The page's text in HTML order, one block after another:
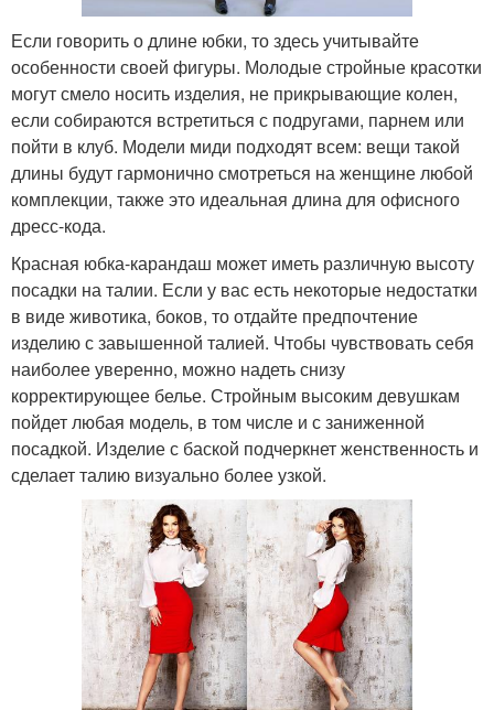
Если говорить о длине юбки, то здесь учитывайте
особенности своей фигуры. Молодые стройные красотки
могут смело носить изделия, не прикрывающие колен,
если собираются встретиться с подругами, парнем или
пойти в клуб. Модели миди подходят всем: вещи такой
длины будут гармонично смотреться на женщине любой
комплекции, также это идеальная длина для офисного
дресс-кода.
Красная юбка-карандаш может иметь различную высоту
посадки на талии. Если у вас есть некоторые недостатки
в виде животика, боков, то отдайте предпочтение
изделию с завышенной талией. Чтобы чувствовать себя
наиболее уверенно, можно надеть снизу
корректирующее белье. Стройным высоким девушкам
пойдет любая модель, в том числе и с заниженной
посадкой. Изделие с баской подчеркнет женственность и
сделает талию визуально более узкой.